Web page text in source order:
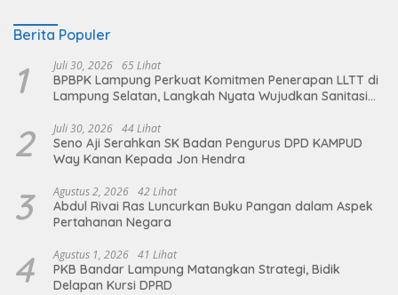
Berita Populer
1 Juli 30, 2026 65 Lihat
BPBPK Lampung Perkuat Komitmen Penerapan LLTT di
Lampung Selatan, Langkah Nyata Wujudkan Sanitasi
2 Juli 30, 2026 44 Lihat
Seno Aji Serahkan SK Badan Pengurus DPD KAMPUD
Way Kanan Kepada Jon Hendra
3 Agustus 2, 2026 42 Lihat
Abdul Rivai Ras Luncurkan Buku Pangan dalam Aspek
Pertahanan Negara
4 Agustus 1, 2026 41 Lihat
PKB Bandar Lampung Matangkan Strategi, Bidik
Delapan Kursi DPRD